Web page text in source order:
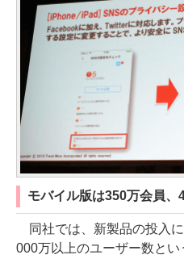
モバイル版は350万会員、
同社では、新製品の投入
000万以上のユーザー数と